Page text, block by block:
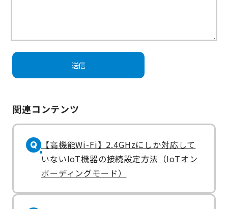
関連コンテンツ
Q
【高機能Wi-Fi】2.4GHzにしか対応して
いないIoT機器の接続設定方法（IoTオン
ボーディングモード）